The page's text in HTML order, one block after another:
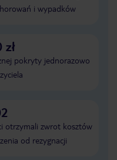
i wypadków
pokryty jednorazowo
otrzymali zwrot kosztów
od rezygnacji